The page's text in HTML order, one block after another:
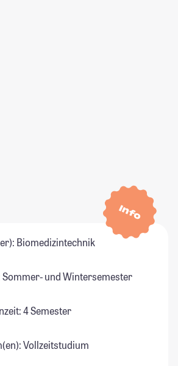
Info
Biomedizintechnik
und Wintersemester
4 Semester
Vollzeitstudium